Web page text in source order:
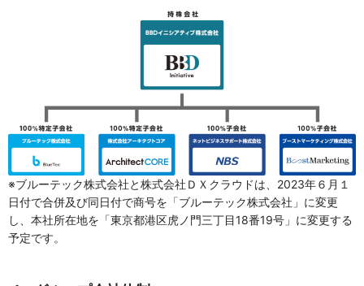
※ブルーテック株式会社と株式会社ＤＸクラウドは、2023年６月１
日付で合併及び同日付で商号を「ブルーテック株式会社」に変更
し、本社所在地を「東京都港区虎ノ門三丁目18番19号」に変更する
予定です。